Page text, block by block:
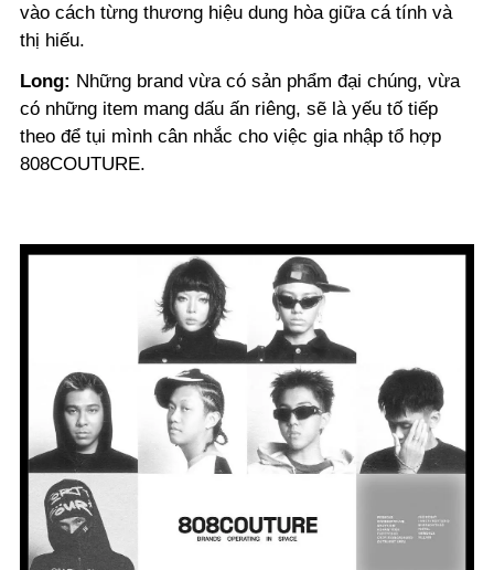
vào cách từng thương hiệu dung hòa giữa cá tính và
thị hiếu.
Long: Những brand vừa có sản phẩm đại chúng, vừa
có những item mang dấu ấn riêng, sẽ là yếu tố tiếp
theo để tụi mình cân nhắc cho việc gia nhập tổ hợp
808COUTURE.